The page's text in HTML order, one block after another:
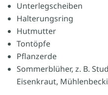
Unterlegscheiben
Halterungsring
Hutmutter
Tontöpfe
Pflanzerde
Sommerblüher, z. B.
Eisenkraut,